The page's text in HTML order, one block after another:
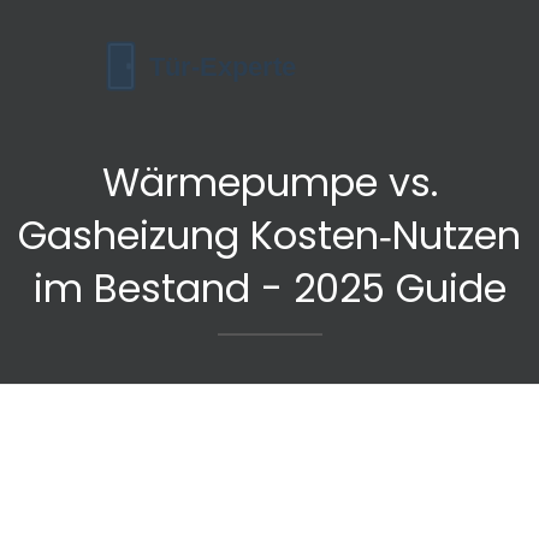
Wärmepumpe vs.
Gasheizung Kosten‑Nutzen
im Bestand - 2025 Guide